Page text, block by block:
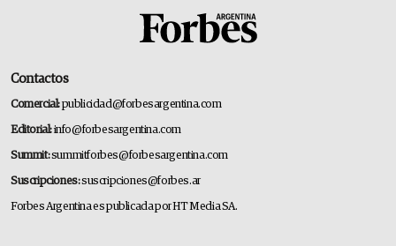
Contactos
Comercial:publicidad@forbesargentina.com
Editorial:info@forbesargentina.com
Summit:summitforbes@forbesargentina.com
Suscripciones:suscripciones@forbes.ar
Forbes Argentina es publicada por HT Media SA.